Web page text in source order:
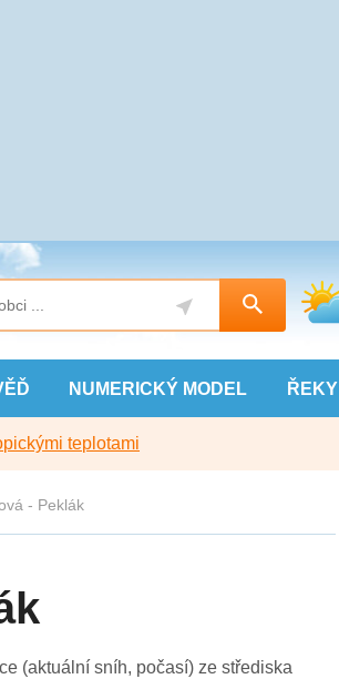
NUMERICKÝ MODEL ŘEKY
teplotami
- Peklák
(aktuální sníh, počasí) ze střediska